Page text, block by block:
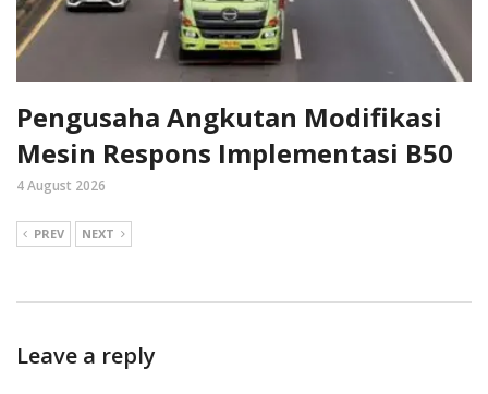
Pengusaha Angkutan Modifikasi
Mesin Respons Implementasi B50
4 August 2026
PREV NEXT
Leave a reply